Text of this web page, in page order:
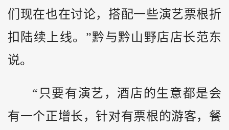
们现在也在讨论，搭配一些演艺票根折
扣陆续上线。”黔与黔山野店店长范东
说。
“只要有演艺，酒店的生意都是会
有一个正增长，针对有票根的游客，餐